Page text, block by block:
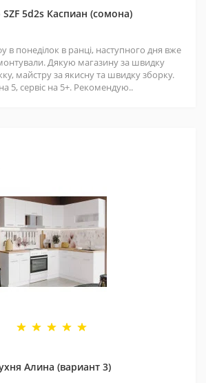
5d2s Каспиан (сомона)
понеділок в ранці, наступного дня вже
Дякую магазину за швидку
майстру за якисну та швидку зборку.
5, сервіс на 5+. Рекомендую..
Алина (вариант 3)